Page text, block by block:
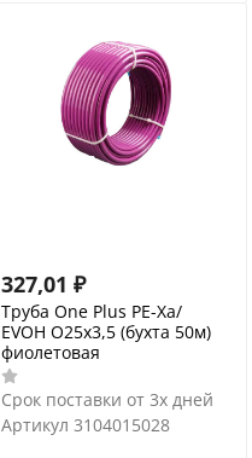
327,01 ₽
Труба One Plus PE-Xa/
EVOH O25х3,5 (бухта 50м)
фиолетовая
Срок поставки от 3х дней
Артикул 3104015028